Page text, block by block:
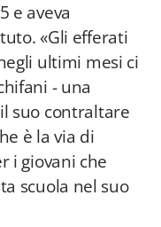
e aveva
«Gli efferati
ultimi mesi ci
- una
suo contraltare
è la via di
i giovani che
scuola nel suo